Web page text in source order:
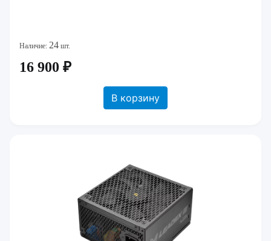
Наличие: 24 шт.
16 900 ₽
В корзину